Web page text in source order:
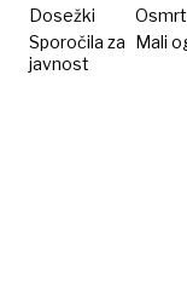
Dosežki
Sporočila za
javnost
Mali